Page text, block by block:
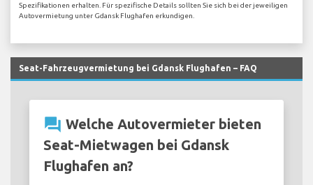
Spezifikationen erhalten. Für spezifische Details sollten Sie sich bei der jeweiligen
Autovermietung unter Gdansk Flughafen erkundigen.
Seat-Fahrzeugvermietung bei Gdansk Flughafen – FAQ
question_answer Welche Autovermieter bieten
Seat-Mietwagen bei Gdansk
Flughafen an?